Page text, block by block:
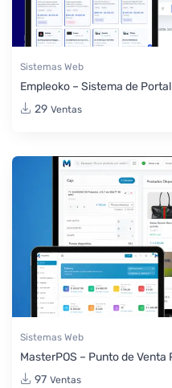
Sistemas Web
Empleoko – Sistema de
29 Ventas
Sistemas Web
MasterPOS – Punto de Venta
97 Ventas